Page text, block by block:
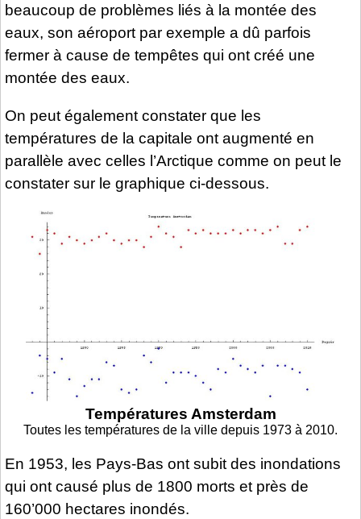
beaucoup de problèmes liés à la montée des
eaux, son aéroport par exemple a dû parfois
fermer à cause de tempêtes qui ont créé une
montée des eaux.
On peut également constater que les
températures de la capitale ont augmenté en
parallèle avec celles l’Arctique comme on peut le
constater sur le graphique ci-dessous.
Températures Amsterdam
Toutes les températures de la ville depuis 1973 à 2010.
En 1953, les Pays-Bas ont subit des inondations
qui ont causé plus de 1800 morts et près de
160’000 hectares inondés.